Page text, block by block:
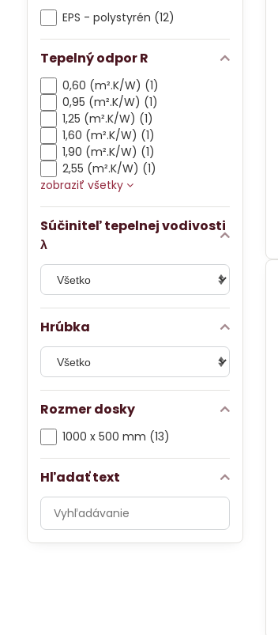
EPS - polystyrén (12)
Tepelný odpor R
0,60 (m².K/W) (1)
0,95 (m².K/W) (1)
1,25 (m².K/W) (1)
1,60 (m².K/W) (1)
1,90 (m².K/W) (1)
2,55 (m².K/W) (1)
zobraziť všetky
Súčiniteľ tepelnej vodivosti
λ
Hrúbka
Rozmer dosky
1000 x 500 mm (13)
Hľadať text
Prehľadať
výsledky
filtra